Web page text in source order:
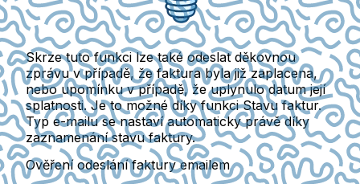
Skrze tuto funkci lze také odeslatděkovnou
zprávuv případě, že faktura byla již zaplacena,
neboupomínkuv případě, že uplynulo datum její
splatnosti. Je to možné díky funkci Stavu faktur.
Typ e-mailu se nastaví automaticky právě díky
zaznamenání stavu faktury.
Ověření odeslání faktury emailem